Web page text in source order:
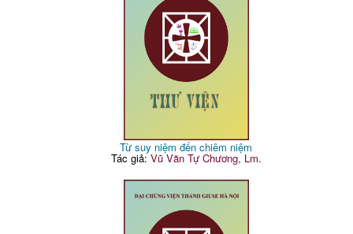
Từ suy niệm đến chiêm niệm
Tác giả:Vũ Văn Tự Chương, Lm.